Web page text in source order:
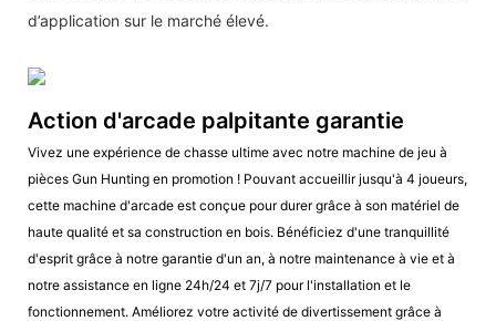
d’application sur le marché élevé.
Action d'arcade palpitante garantie
Vivez une expérience de chasse ultime avec notre machine de jeu à
pièces Gun Hunting en promotion ! Pouvant accueillir jusqu'à 4 joueurs,
cette machine d'arcade est conçue pour durer grâce à son matériel de
haute qualité et sa construction en bois. Bénéficiez d'une tranquillité
d'esprit grâce à notre garantie d'un an, à notre maintenance à vie et à
notre assistance en ligne 24h/24 et 7j/7 pour l'installation et le
fonctionnement. Améliorez votre activité de divertissement grâce à